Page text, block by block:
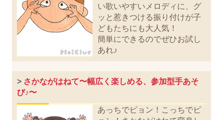
い歌いやすいメロディに、グ
ッと惹きつける振り付けが子
どもたちにも大人気！
簡単にできるのでぜひお試し
あれ♪
> さかながはねて〜幅広く楽しめる、参加型手あそ
び♪〜
あっちでピョン！こっちでピ